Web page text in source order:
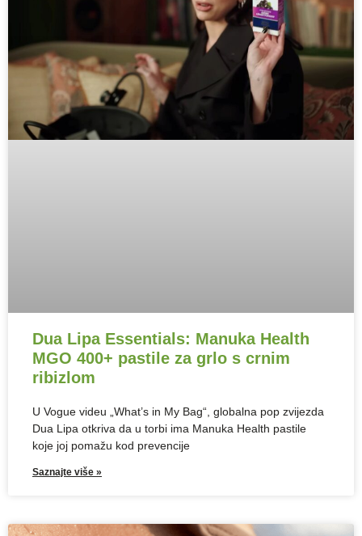
Dua Lipa Essentials: Manuka Health
MGO 400+ pastile za grlo s crnim
ribizlom
U Vogue videu „What’s in My Bag“, globalna pop zvijezda
Dua Lipa otkriva da u torbi ima Manuka Health pastile
koje joj pomažu kod prevencije
Saznajte više »